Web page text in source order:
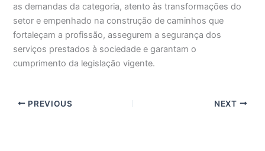
as demandas da categoria, atento às transformações do
setor e empenhado na construção de caminhos que
fortaleçam a profissão, assegurem a segurança dos
serviços prestados à sociedade e garantam o
cumprimento da legislação vigente.
PREVIOUS NEXT